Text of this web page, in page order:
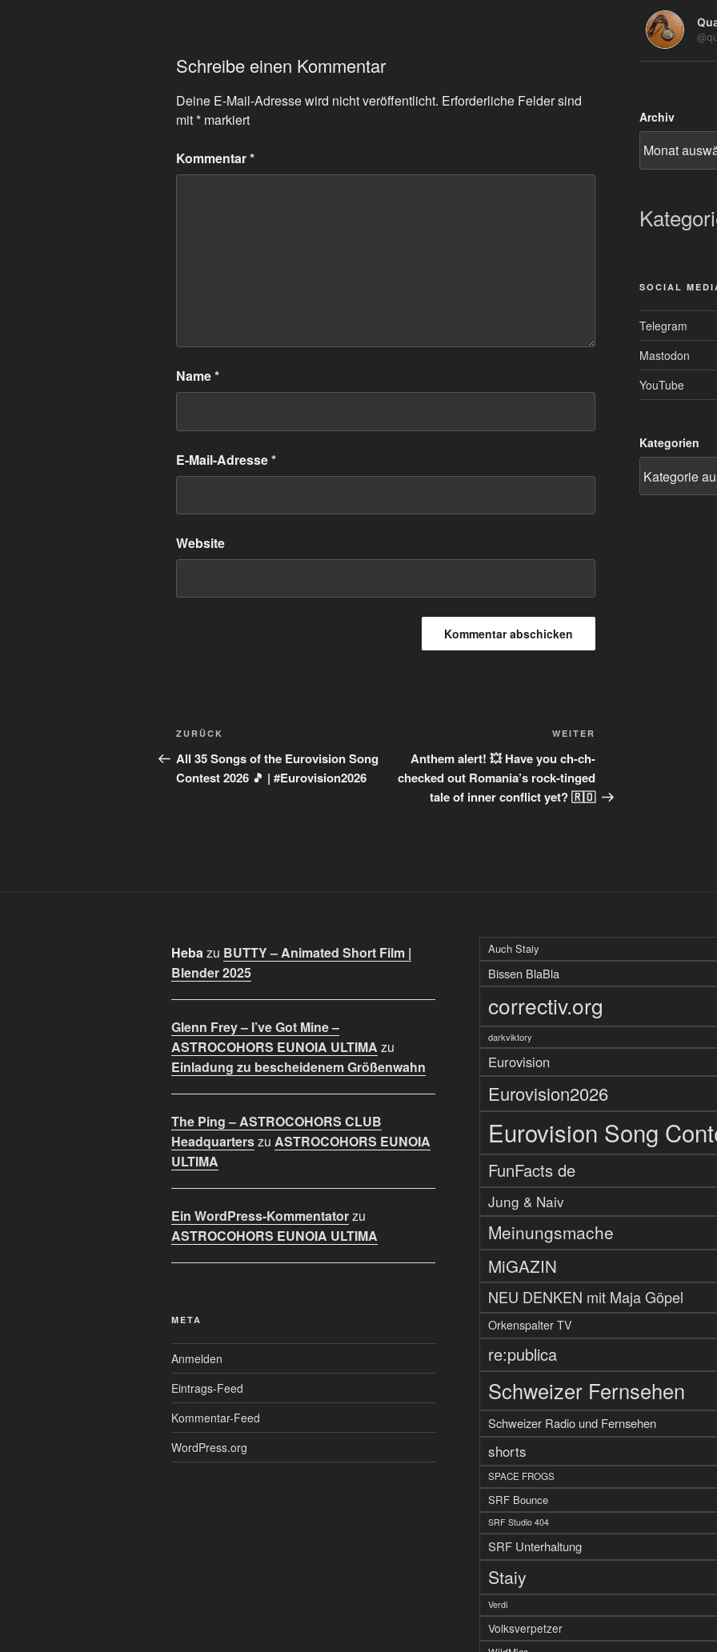
Schreibe einen Kommentar
Deine E-Mail-Adresse wird nicht veröffentlicht. Erforderliche Felder sind
mit* markiert
Kommentar*
Name*
E-Mail-Adresse*
Website
Beitragsnavigation
Vorheriger
Beitrag
ZURÜCK
All 35 Songs of the Eurovision Song
Contest 2026 🎵 | #Eurovision2026
Beitrag
WEITER
Anthem alert! 💥 Have you ch-ch-
checked out Romania’s rock-tinged
tale of inner conflict yet? 🇷🇴
Archiv
SOCIAL
Telegram
Mastodon
YouTube
Kategorien
Hebazu BUTTY – Animated Short Film |
Blender 2025
Glenn Frey – I’ve Got Mine –
ASTROCOHORS EUNOIA ULTIMA zu
Einladung zu bescheidenem Größenwahn
The Ping – ASTROCOHORS CLUB
Headquarterszu ASTROCOHORS EUNOIA
ULTIMA
Ein WordPress-Kommentatorzu
ASTROCOHORS EUNOIA ULTIMA
META
Anmelden
Eintrags-Feed
Kommentar-Feed
WordPress.org
Auch Staiy
Bissen BlaBla
correctiv.org
darkviktory
Eurovision
Eurovision2026
Eurovision Song
FunFacts de
Jung & Naiv
Meinungsmache
MiGAZIN
NEU DENKEN mit Maja Göpel
Orkenspalter TV
re:publica
Schweizer Fernsehen
Schweizer Radio und Fernsehen
shorts
SPACE FROGS
SRF Bounce
SRF Studio 404
SRF Unterhaltung
Staiy
Verdi
Volksverpetzer